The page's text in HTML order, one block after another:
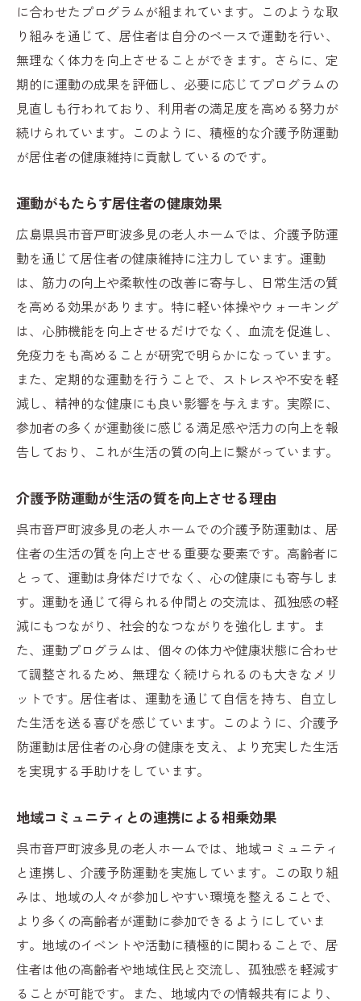
老人ホームの介護予防運動がもたらす健康維持
の新たな展開
新しい運動プログラムの導入と成果
テクノロジーを活用した介護予防運動の最
新動向
音戸町波多見の老人ホームでのイノベーシ
ョン事例
運動がもたらす社会的なインパクト
健康維持をサポートする新たなアプローチ
地域全体で取り組む健康維持の未来像
介護予防運動がもたらす安心感と健康長寿への
道〜呉市音戸町波多見の事例〜
安心感を支える24時間体制のサポート
長寿社会を実現するための運動プログラム
介護予防運動がもたらす精神的な安定
住民の健康長寿を支えるコミュニティの力
音戸町波多見の成功事例が示す今後の可能
介護予防運動と高齢者の新たなライフスタ
広島県呉市音戸町波多見の老人ホームで行われ
る介護予防運動の真髄に迫る
音戸町波多見の老人ホームが提供する介護
予防運動の特徴
利用者の健康状態を支える運動メニュー
運動プログラムの開発と進化
地域の特性を生かしたユニークな取り組み
運動指導者の専門性とその役割
音戸町波多見の介護予防運動が示す未来
町波多見の老人ホーム〜
柔軟な対応で個々のニーズに応えるアプロ
ーチ
居住者に寄り添う運動指導の重要性
音戸町波多見の老人ホームでの成功体験
個別サポートがもたらす健康効果
介護予防運動がもたらす居心地の良い環境
に合わせたプログラムが組まれています。このような取
り組みを通じて、居住者は自分のペースで運動を行い、
無理なく体力を向上させることができます。さらに、定
期的に運動の成果を評価し、必要に応じてプログラムの
見直しも行われており、利用者の満足度を高める努力が
続けられています。このように、積極的な介護予防運動
が居住者の健康維持に貢献しているのです。
運動がもたらす居住者の健康効果
広島県呉市音戸町波多見の老人ホームでは、介護予防運
動を通じて居住者の健康維持に注力しています。運動
は、筋力の向上や柔軟性の改善に寄与し、日常生活の質
を高める効果があります。特に軽い体操やウォーキング
は、心肺機能を向上させるだけでなく、血流を促進し、
免疫力をも高めることが研究で明らかになっています。
また、定期的な運動を行うことで、ストレスや不安を軽
減し、精神的な健康にも良い影響を与えます。実際に、
参加者の多くが運動後に感じる満足感や活力の向上を報
告しており、これが生活の質の向上に繋がっています。
介護予防運動が生活の質を向上させる理由
呉市音戸町波多見の老人ホームでの介護予防運動は、居
住者の生活の質を向上させる重要な要素です。高齢者に
とって、運動は身体だけでなく、心の健康にも寄与しま
す。運動を通じて得られる仲間との交流は、孤独感の軽
減にもつながり、社会的なつながりを強化します。ま
た、運動プログラムは、個々の体力や健康状態に合わせ
て調整されるため、無理なく続けられるのも大きなメリ
ットです。居住者は、運動を通じて自信を持ち、自立し
た生活を送る喜びを感じています。このように、介護予
防運動は居住者の心身の健康を支え、より充実した生活
を実現する手助けをしています。
地域コミュニティとの連携による相乗効果
呉市音戸町波多見の老人ホームでは、地域コミュニティ
と連携し、介護予防運動を実施しています。この取り組
みは、地域の人々が参加しやすい環境を整えることで、
より多くの高齢者が運動に参加できるようにしていま
す。地域のイベントや活動に積極的に関わることで、居
住者は他の高齢者や地域住民と交流し、孤独感を軽減す
ることが可能です。また、地域内での情報共有により、